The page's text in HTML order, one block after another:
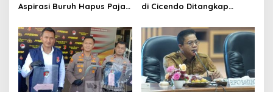
Aspirasi Buruh Hapus Pajak
dan DPR
di Cicendo Ditangkap